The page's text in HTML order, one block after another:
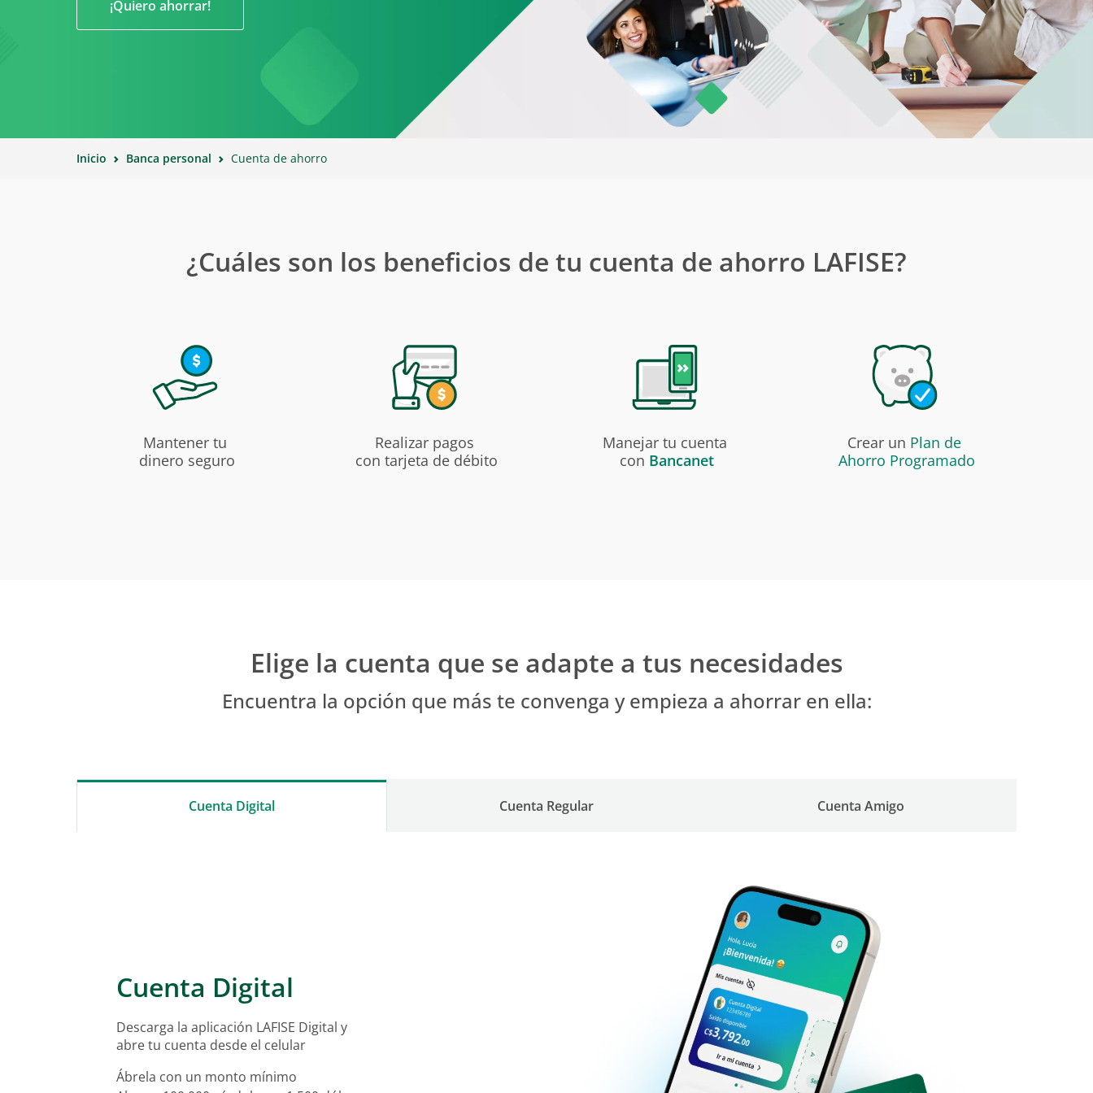
Comercios Afiliados
Servicio miweb
Transferencias
¡Quiero ahorrar!
Inicio Banca personal Cuenta de ahorro
¿Cuáles son los beneficios de tu cuenta de ahorro LAFISE?
Mantener tu
dinero seguro
Realizar pagos
con tarjeta de débito
Manejar tu cuenta
con Bancanet
Crear un Plan de
Ahorro Programado
Elige la cuenta que se adapte a tus necesidades
Encuentra la opción que más te convenga y empieza a ahorrar en ella:
Cuenta Digital Cuenta Regular Cuenta Amigo
Cuenta Digital
Descarga la aplicación LAFISE Digital y
abre tu cuenta desde el celular
Ábrela con un monto mínimo